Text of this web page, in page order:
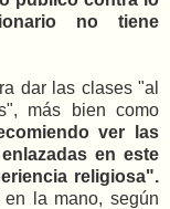
no tiene
dar las clases "al
más bien como
ver las
en este
religiosa".
la mano, según